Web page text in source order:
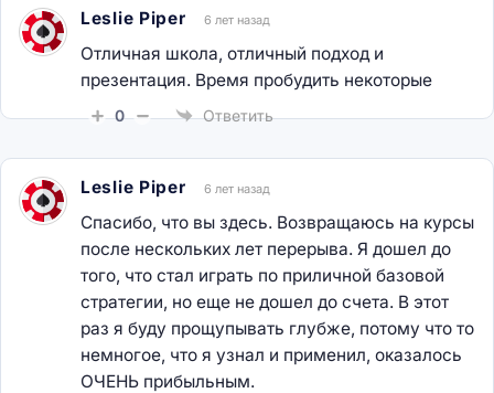
Leslie Piper 6 лет назад
Отличная школа, отличный подход и
презентация. Время пробудить некоторые
0 Ответить
Leslie Piper 6 лет назад
Спасибо, что вы здесь. Возвращаюсь на курсы
после нескольких лет перерыва. Я дошел до
того, что стал играть по приличной базовой
стратегии, но еще не дошел до счета. В этот
раз я буду прощупывать глубже, потому что то
немногое, что я узнал и применил, оказалось
ОЧЕНЬ прибыльным.